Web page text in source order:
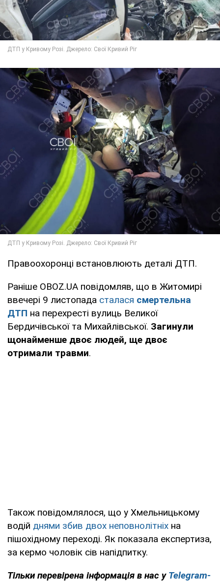
Правоохоронці встановлюють деталі ДТП.
Раніше OBOZ.UA повідомляв, що в Житомирі
ввечері 9 листопада сталася смертельна
ДТП на перехресті вулиць Великої
Бердичівської та Михайлівської. Загинули
щонайменше двоє людей, ще двоє
отримали травми.
Також повідомлялося, що у Хмельницькому
водій днями збив двох неповнолітніх на
пішохідному переході. Як показала експертиза,
за кермо чоловік сів напідпитку.
Тільки перевірена інформація в нас у Telegram-